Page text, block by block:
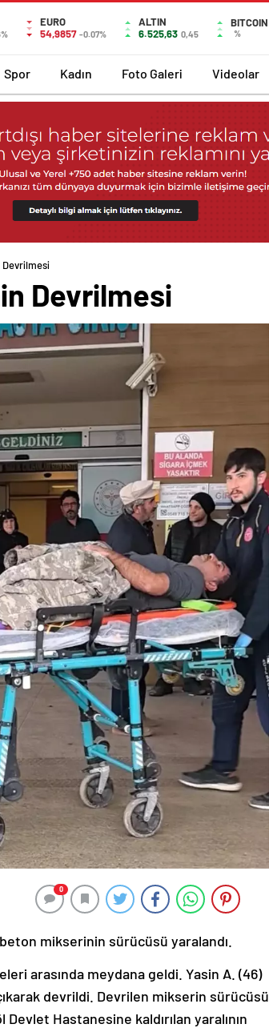
EURO
54,9857 -0.07%
ALTIN
6.525,63 0,45
BITCOIN
%
Spor Kadın Foto Galeri Videolar
Devrilmesi
Devrilmesi
0
mikserinin sürücüsü yaralandı.
arasında meydana geldi. Yasin A. (46)
devrildi. Devrilen mikserin sürücüsü
Hastanesine kaldırılan yaralının